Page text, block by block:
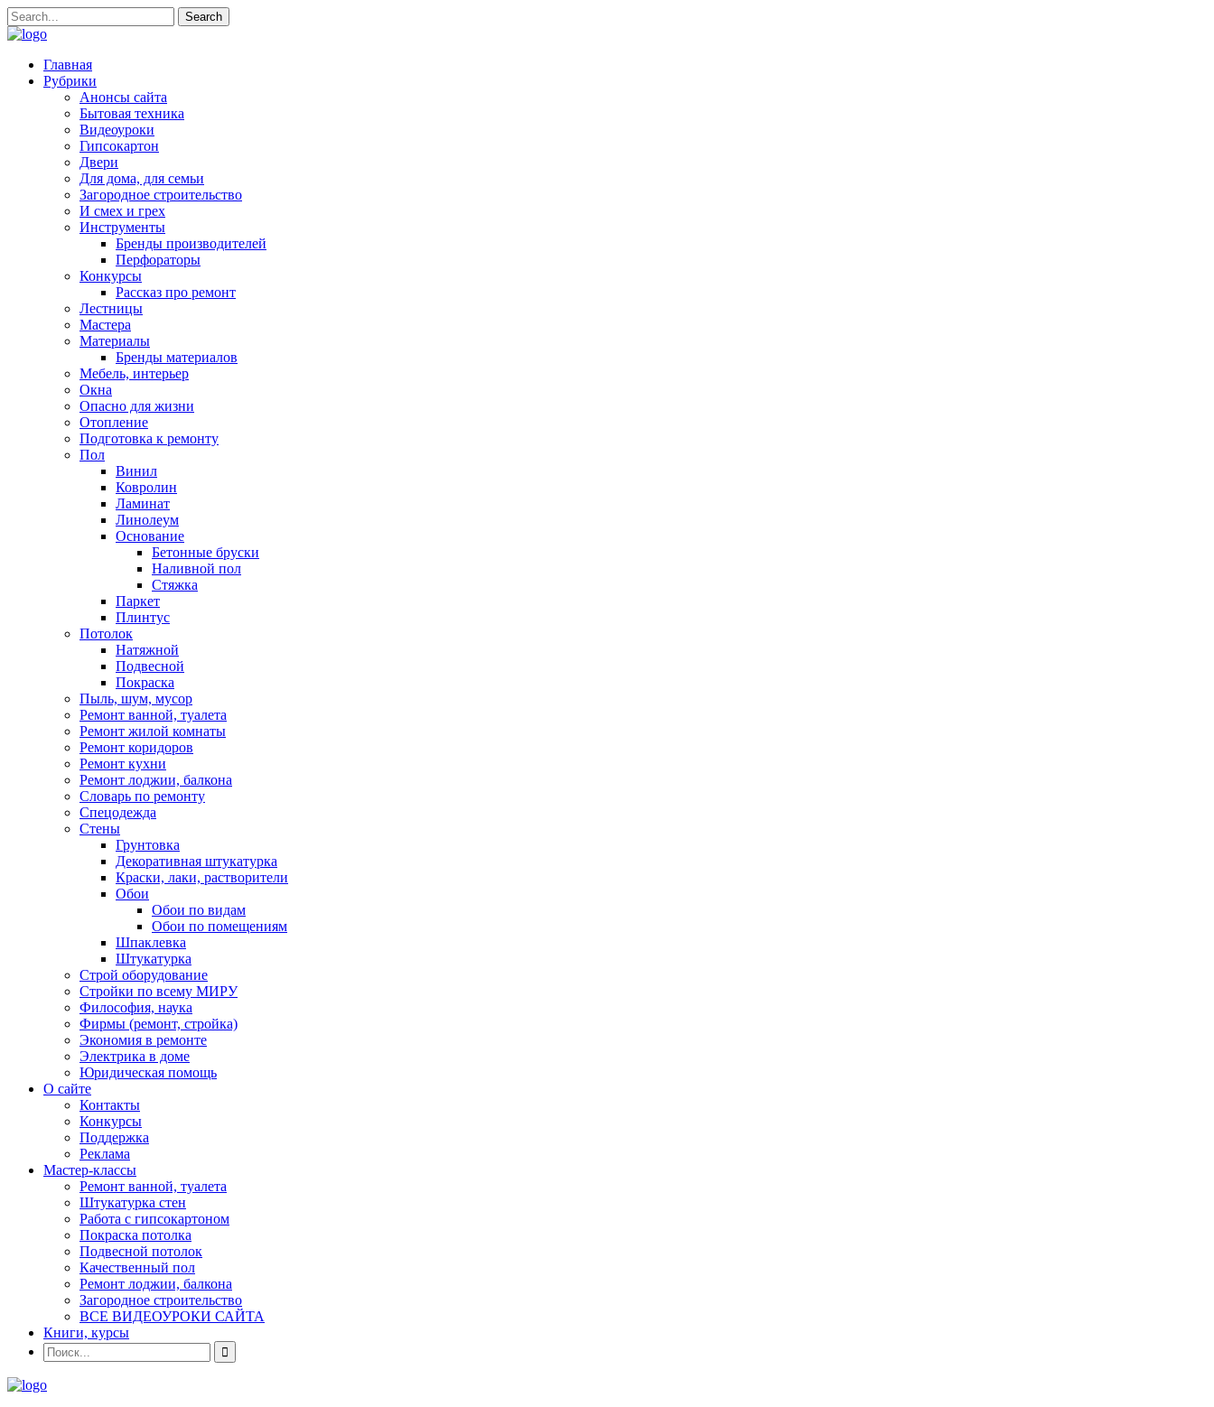
Главная
Рубрики
Анонсы сайта
Бытовая техника
Видеоуроки
Гипсокартон
Двери
Для дома, для семьи
Загородное строительство
И смех и грех
Инструменты
Бренды производителей
Перфораторы
Конкурсы
Рассказ про ремонт
Лестницы
Мастера
Материалы
Бренды материалов
Мебель, интерьер
Окна
Опасно для жизни
Отопление
Подготовка к ремонту
Пол
Винил
Ковролин
Ламинат
Линолеум
Основание
Бетонные бруски
Наливной пол
Стяжка
Паркет
Плинтус
Потолок
Натяжной
Подвесной
Покраска
Пыль, шум, мусор
Ремонт ванной, туалета
Ремонт жилой комнаты
Ремонт коридоров
Ремонт кухни
Ремонт лоджии, балкона
Словарь по ремонту
Спецодежда
Стены
Грунтовка
Декоративная штукатурка
Краски, лаки, растворители
Обои
Обои по видам
Обои по помещениям
Шпаклевка
Штукатурка
Строй оборудование
Стройки по всему МИРУ
Философия, наука
Фирмы (ремонт, стройка)
Экономия в ремонте
Электрика в доме
Юридическая помощь
О сайте
Контакты
Конкурсы
Поддержка
Реклама
Мастер-классы
Ремонт ванной, туалета
Штукатурка стен
Работа с гипсокартоном
Покраска потолка
Подвесной потолок
Качественный пол
Ремонт лоджии, балкона
Загородное строительство
ВСЕ ВИДЕОУРОКИ САЙТА
Книги, курсы